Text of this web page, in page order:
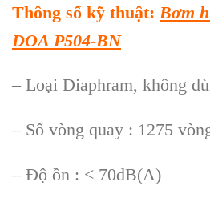
Thông số kỹ thuật: Bơm h
DOA P504-BN
– Loại Diaphram, không
– Số vòng quay : 1275
– Độ ồn : < 70dB(A)